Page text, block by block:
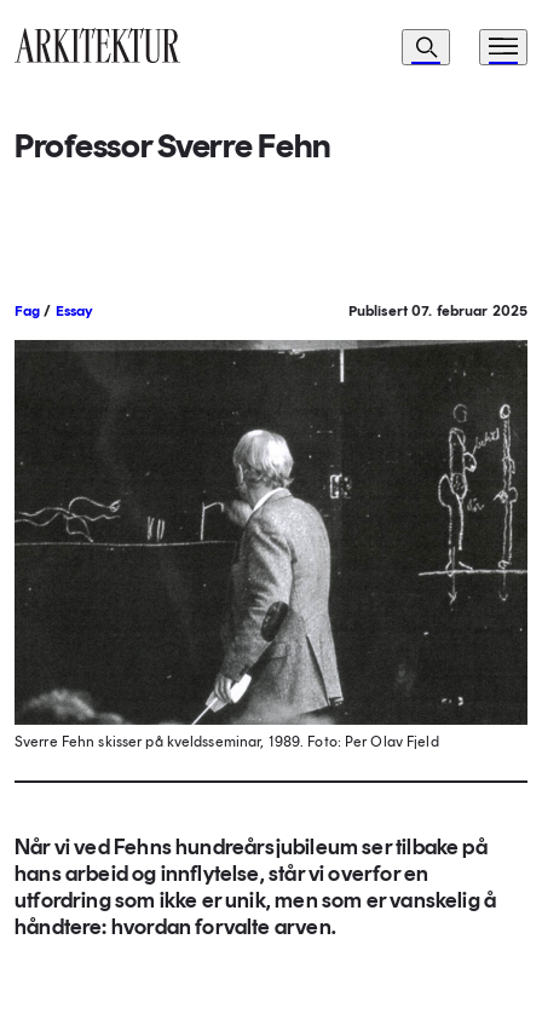
Navigasjon
Søk Meny
Professor Sverre Fehn
Fag / Essay Publisert 07. februar 2025
Sverre Fehn skisser på kveldsseminar, 1989. Foto: Per Olav Fjeld
Når vi ved Fehns hundreårsjubileum ser tilbake på
hans arbeid og innflytelse, står vi overfor en
utfordring som ikke er unik, men som er vanskelig å
håndtere: hvordan forvalte arven.